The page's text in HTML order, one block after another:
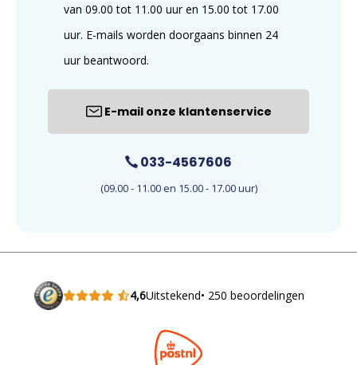
van 09.00 tot 11.00 uur en 15.00 tot 17.00
uur. E-mails worden doorgaans binnen 24
uur beantwoord.
E-mail onze klantenservice
033-4567606
(09.00 - 11.00 en 15.00 - 17.00 uur)
4,6Uitstekend• 250 beoordelingen